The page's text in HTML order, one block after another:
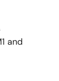
and